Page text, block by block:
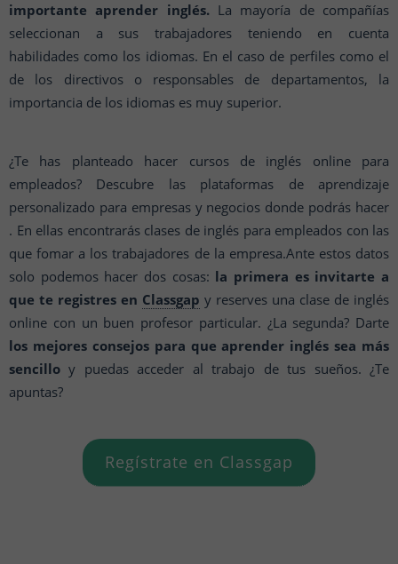
importante aprender inglés.La mayoría de compañías
seleccionan a sus trabajadores teniendo en cuenta
habilidades como los idiomas. En el caso de perfiles como el
de los directivos o responsables de departamentos, la
importancia de los idiomas es muy superior.
¿Te has planteado hacer cursos de inglés online para
empleados? Descubre las plataformas de aprendizaje
personalizado para empresas y negocios donde podrás hacer
. En ellas encontrarás clases de inglés para empleados con las
que fomar a los trabajadores de la empresa.Ante estos datos
solo podemos hacer dos cosas: la primera es invitarte a
que te registres en Classgap y reserves una clase de inglés
online con un buen profesor particular. ¿La segunda? Darte
los mejores consejos para que aprender inglés sea más
sencillo y puedas acceder al trabajo de tus sueños. ¿Te
apuntas?
Regístrate en Classgap